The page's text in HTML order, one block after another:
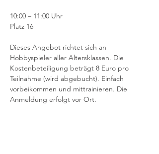
10:00 – 11:00 Uhr
Platz 16
Dieses Angebot richtet sich an
Hobbyspieler aller Altersklassen. Die
Kostenbeteiligung beträgt 8 Euro pro
Teilnahme (wird abgebucht). Einfach
vorbeikommen und mittrainieren. Die
Anmeldung erfolgt vor Ort.